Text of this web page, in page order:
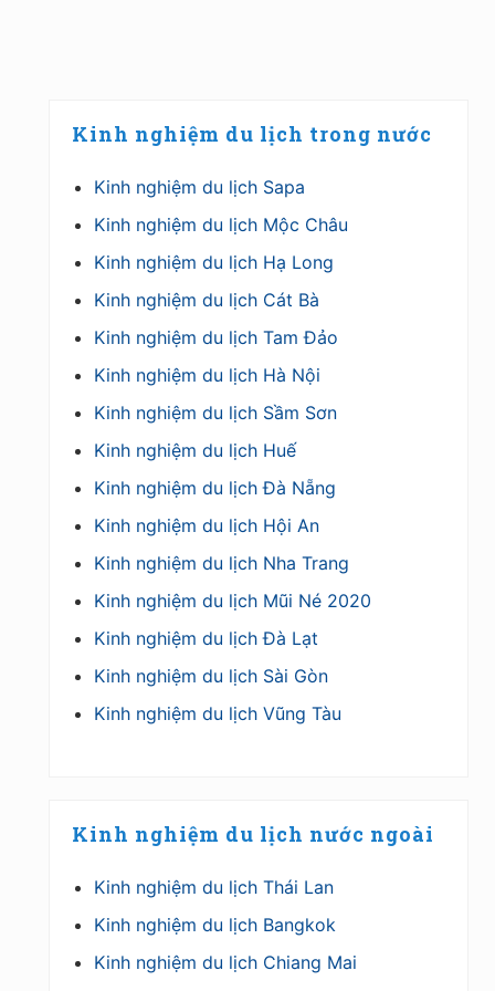
Primary
Sidebar
Kinh nghiệm du lịch trong nước
Kinh nghiệm du lịch Sapa
Kinh nghiệm du lịch Mộc Châu
Kinh nghiệm du lịch Hạ Long
Kinh nghiệm du lịch Cát Bà
Kinh nghiệm du lịch Tam Đảo
Kinh nghiệm du lịch Hà Nội
Kinh nghiệm du lịch Sầm Sơn
Kinh nghiệm du lịch Huế
Kinh nghiệm du lịch Đà Nẵng
Kinh nghiệm du lịch Hội An
Kinh nghiệm du lịch Nha Trang
Kinh nghiệm du lịch Mũi Né 2020
Kinh nghiệm du lịch Đà Lạt
Kinh nghiệm du lịch Sài Gòn
Kinh nghiệm du lịch Vũng Tàu
Kinh nghiệm du lịch nước ngoài
Kinh nghiệm du lịch Thái Lan
Kinh nghiệm du lịch Bangkok
Kinh nghiệm du lịch Chiang Mai